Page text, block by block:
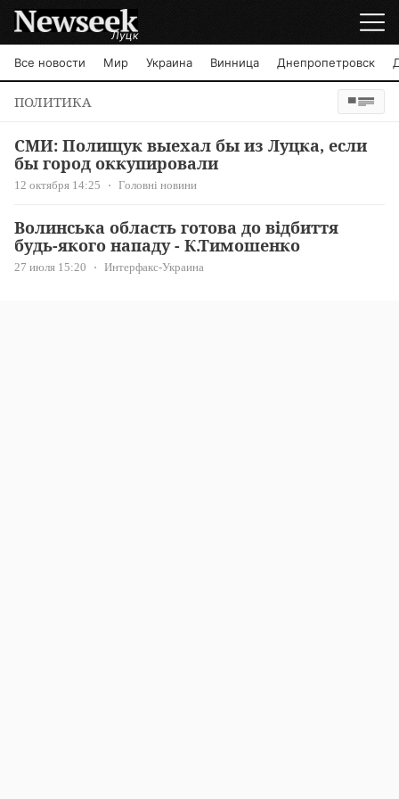
Луцк
Все новости Мир Украина Винница Днепропетровск
ПОЛИТИКА
СМИ: Полищук выехал бы из Луцка, если
бы город оккупировали
12 октября 14:25 Головні новини
Волинська область готова до відбиття
будь-якого нападу - К.Тимошенко
27 июля 15:20 Интерфакс-Украина